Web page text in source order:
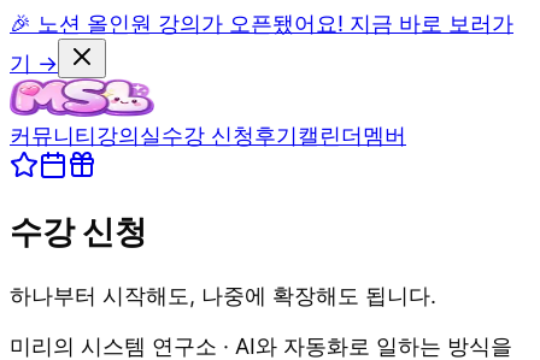
🎉 노션 올인원 강의가 오픈됐어요! 지금 바로 보러가
기 →
커뮤니티강의실수강 신청후기캘린더멤버
수강 신청
하나부터 시작해도, 나중에 확장해도 됩니다.
미리의 시스템 연구소 · AI와 자동화로 일하는 방식을